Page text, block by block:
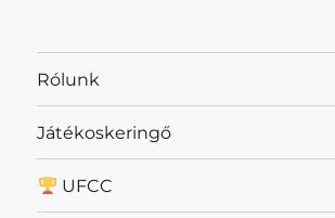
Rólunk
Játékoskeringő
UFCC